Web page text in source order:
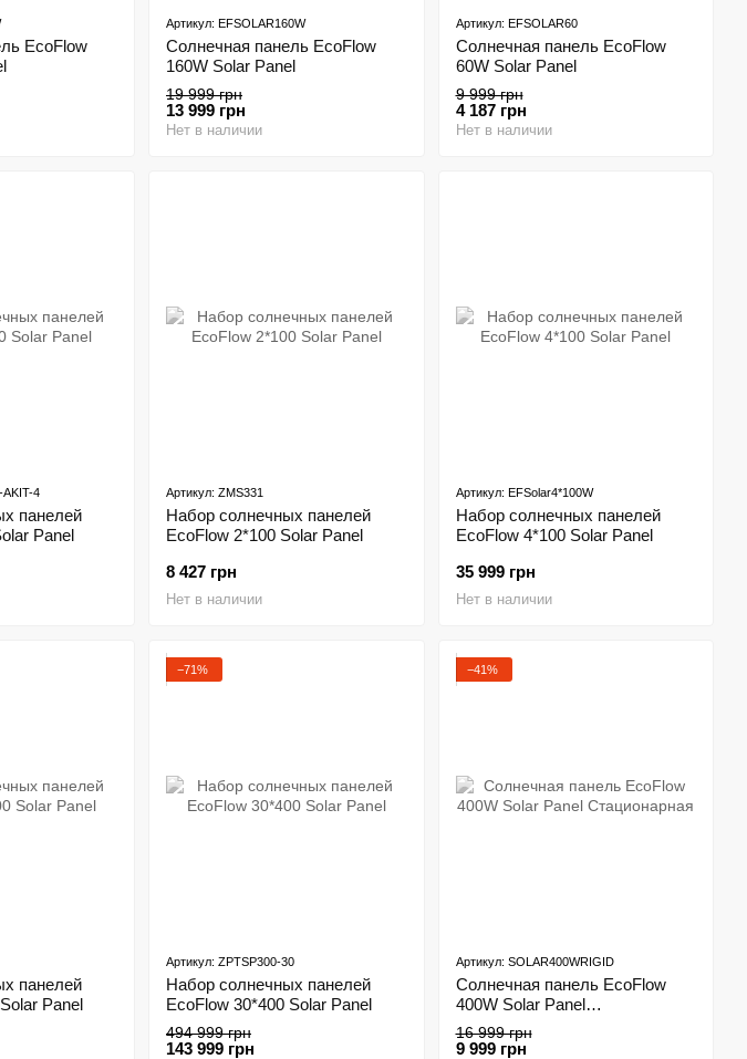
EcoFlow
Артикул: EFSOLAR160W
Солнечная панель EcoFlow
160W Solar Panel
19 999 грн
13 999 грн
Нет в наличии
Артикул: EFSOLAR60
Солнечная панель EcoFlow
60W Solar Panel
9 999 грн
4 187 грн
Нет в наличии
4
панелей
Panel
Артикул: ZMS331
Набор солнечных панелей
EcoFlow 2*100 Solar Panel
8 427 грн
Нет в наличии
Артикул: EFSolar4*100W
Набор солнечных панелей
EcoFlow 4*100 Solar Panel
35 999 грн
Нет в наличии
панелей
Panel
−71%
Артикул: ZPTSP300-30
Набор солнечных панелей
EcoFlow 30*400 Solar Panel
494 999 грн
143 999 грн
−41%
Артикул: SOLAR400WRIGID
Солнечная панель EcoFlow
400W Solar Panel
Стационарная
16 999 грн
9 999 грн